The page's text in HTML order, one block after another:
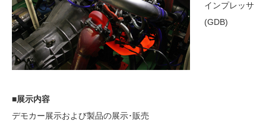
インプレッサ
(GDB)
■展示内容
デモカー展示および製品の展示･販売